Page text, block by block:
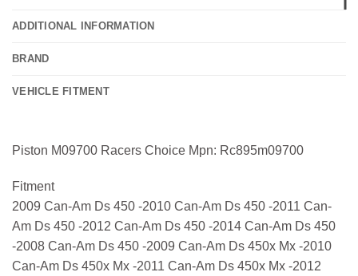
ADDITIONAL INFORMATION
BRAND
VEHICLE FITMENT
Piston M09700 Racers Choice Mpn: Rc895m09700
Fitment
2009 Can-Am Ds 450 -2010 Can-Am Ds 450 -2011 Can-
Am Ds 450 -2012 Can-Am Ds 450 -2014 Can-Am Ds 450
-2008 Can-Am Ds 450 -2009 Can-Am Ds 450x Mx -2010
Can-Am Ds 450x Mx -2011 Can-Am Ds 450x Mx -2012